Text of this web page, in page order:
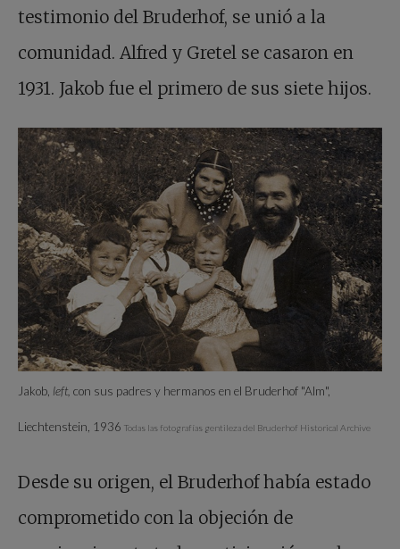
testimonio del Bruderhof, se unió a la
comunidad. Alfred y Gretel se casaron en
1931. Jakob fue el primero de sus siete hijos.
Jakob, left, con sus padres y hermanos en el Bruderhof "Alm",
Liechtenstein, 1936 Todas las fotografías gentileza del Bruderhof Historical Archive
Desde su origen, el Bruderhof había estado
comprometido con la objeción de